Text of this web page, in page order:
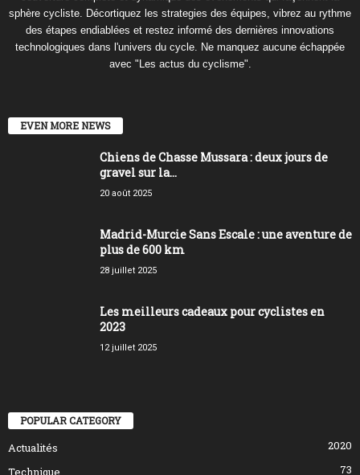
sphère cycliste. Décortiquez les strategies des équipes, vibrez au rythme
des étapes endiablées et restez informé des dernières innovations
technologiques dans l'univers du cycle. Ne manquez aucune échappée
avec "Les actus du cyclisme".
EVEN MORE NEWS
Chiens de Chasse Mussara : deux jours de
gravel sur la...
20 août 2025
Madrid-Murcie Sans Escale : une aventure de
plus de 600 km
28 juillet 2025
Les meilleurs cadeaux pour cyclistes en
2023
12 juillet 2025
POPULAR CATEGORY
Actualités
2020
Technique
73